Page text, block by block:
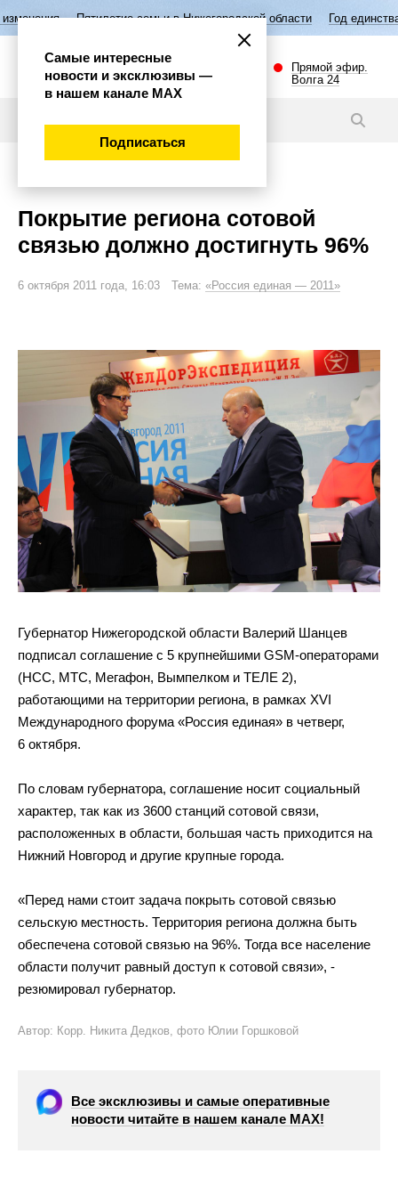
Пятилетие семьи в Нижегородской области Год единства народов
Прямой эфир.
Волга 24
Покрытие региона сотовой
связью должно достигнуть 96%
6 октября 2011 года, 16:03 Тема: «Россия единая — 2011»
Губернатор Нижегородской области Валерий Шанцев
подписал соглашение с 5 крупнейшими GSM-операторами
(НСС, МТС, Мегафон, Вымпелком и ТЕЛЕ 2),
работающими на территории региона, в рамках XVІ
Международного форума «Россия единая» в четверг,
6 октября.
По словам губернатора, соглашение носит социальный
характер, так как из 3600 станций сотовой связи,
расположенных в области, большая часть приходится на
Нижний Новгород и другие крупные города.
«Перед нами стоит задача покрыть сотовой связью
сельскую местность. Территория региона должна быть
обеспечена сотовой связью на 96%. Тогда все население
области получит равный доступ к сотовой связи», -
резюмировал губернатор.
Автор: Корр. Никита Дедков, фото Юлии Горшковой
Все эксклюзивы и самые оперативные
новости читайте в нашем канале МАХ!
Самые интересные
новости и эксклюзивы —
в нашем канале МАХ
Подписаться